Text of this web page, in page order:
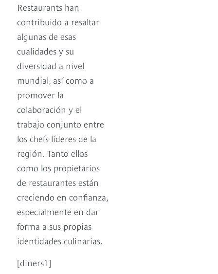
Restaurants han
contribuido a resaltar
algunas de esas
cualidades y su
diversidad a nivel
mundial, así como a
promover la
colaboración y el
trabajo conjunto entre
los chefs líderes de la
región. Tanto ellos
como los propietarios
de restaurantes están
creciendo en confianza,
especialmente en dar
forma a sus propias
identidades culinarias.
[diners1]